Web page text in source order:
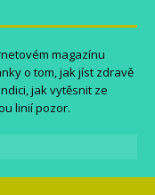
magazínu
o tom, jak jíst zdravě
jak vytěsnit ze
linií pozor.